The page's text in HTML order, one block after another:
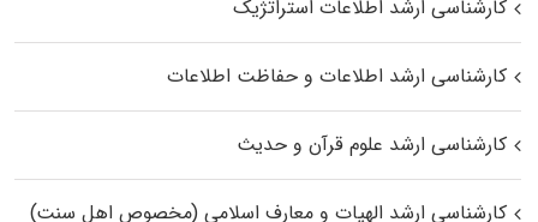
کارشناسی ارشد اطلاعات استراتژیک
کارشناسی ارشد اطلاعات و حفاظت اطلاعات
کارشناسی ارشد علوم قرآن و حدیث
کارشناسی ارشد الهیات و معارف اسلامی (مخصوص اهل سنت)